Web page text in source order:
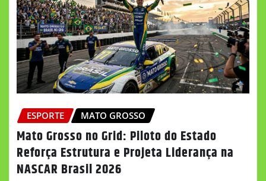
ESPORTE MATO GROSSO
Mato Grosso no Grid: Piloto do Estado
Reforça Estrutura e Projeta Liderança na
NASCAR Brasil 2026